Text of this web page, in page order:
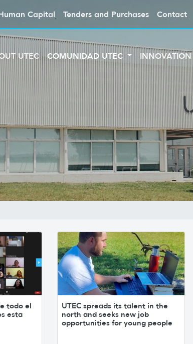
Capital Tenders and Purchases Contact
UTEC COMUNIDAD UTEC INNOVATION
todo el
esta
UTEC spreads its talent in the
north and seeks new job
opportunities for young people